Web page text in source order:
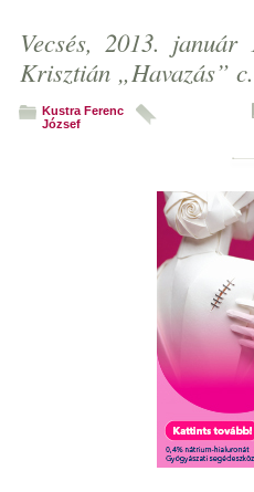
Vecsés, 2013.
Krisztián „Havazás”
Kustra Ferenc
József